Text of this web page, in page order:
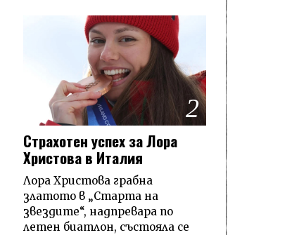
2
Страхотен успех за Лора
Христова в Италия
Лора Христова грабна
златото в „Старта на
звездите“, надпревара по
летен биатлон, състояла се